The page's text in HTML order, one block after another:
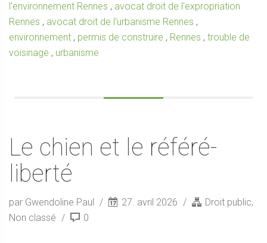
l'environnement Rennes , avocat droit de l'expropriation
Rennes , avocat droit de l'urbanisme Rennes ,
environnement , permis de construire , Rennes , trouble de
voisinage , urbanisme
Le chien et le référé-
liberté
par Gwendoline Paul 27. avril 2026 Droit public,
Non classé
0